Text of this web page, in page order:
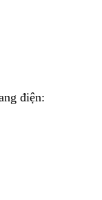
điện: